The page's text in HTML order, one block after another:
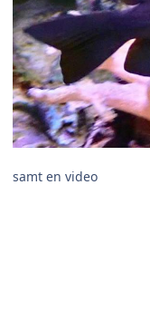
samt en video